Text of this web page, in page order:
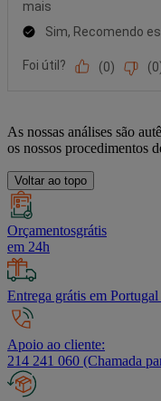
As nossas análises são
os nossos procedimentos
Voltar ao topo
Orçamentosgrátis
em 24h
Entrega grátis em
Apoio ao cliente:
214 241 060 (Chamada